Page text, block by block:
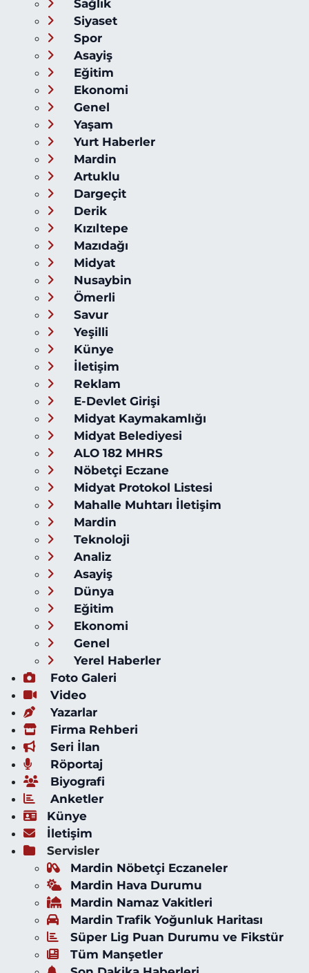
Sağlık
Siyaset
Spor
Asayiş
Eğitim
Ekonomi
Genel
Yaşam
Yurt Haberler
Mardin
Artuklu
Dargeçit
Derik
Kızıltepe
Mazıdağı
Midyat
Nusaybin
Ömerli
Savur
Yeşilli
Künye
İletişim
Reklam
E-Devlet Girişi
Midyat Kaymakamlığı
Midyat Belediyesi
ALO 182 MHRS
Nöbetçi Eczane
Midyat Protokol Listesi
Mahalle Muhtarı İletişim
Mardin
Teknoloji
Analiz
Asayiş
Dünya
Eğitim
Ekonomi
Genel
Yerel Haberler
Foto Galeri
Video
Yazarlar
Firma Rehberi
Seri İlan
Röportaj
Biyografi
Anketler
Künye
İletişim
Servisler
Mardin Nöbetçi Eczaneler
Mardin Hava Durumu
Mardin Namaz Vakitleri
Mardin Trafik Yoğunluk Haritası
Süper Lig Puan Durumu ve Fikstür
Tüm Manşetler